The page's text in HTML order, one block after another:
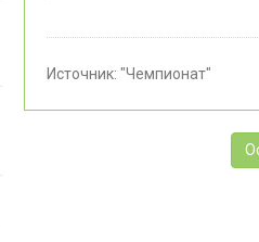
Источник: "Чемпионат"